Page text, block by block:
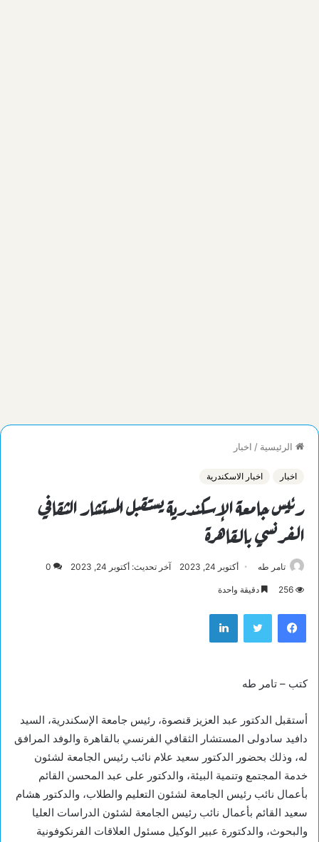
الرئيسية / اخبار
اخبار اخبار الاسكندرية
رئيس جامعة الإسكندرية يستقبل المستشار الثقافي
الفرنسي بالقاهرة
تامر طه أكتوبر 24, 2023 آخر تحديث: أكتوبر 24, 2023 0
256 دقيقة واحدة
فيسبوك تويتر لينكدإن
كتب – تامر طه
أستقبل الدكتور عبد العزيز قنصوة، رئيس جامعة الإسكندرية، السيد
دافيد سادولى المستشار الثقافي الفرنسي بالقاهرة والوفد المرافق
له، وذلك بحضور الدكتور سعيد علام نائب رئيس الجامعة لشئون
خدمة المجتمع وتنمية البيئة، والدكتور على عبد المحسن القائم
بأعمال نائب رئيس الجامعة لشئون التعليم والطلاب، والدكتور هشام
سعيد القائم بأعمال نائب رئيس الجامعة لشئون الدراسات العليا
والبحوث، والدكتورة عبير الوكيل مسئول العلاقات الفرنكوفونية